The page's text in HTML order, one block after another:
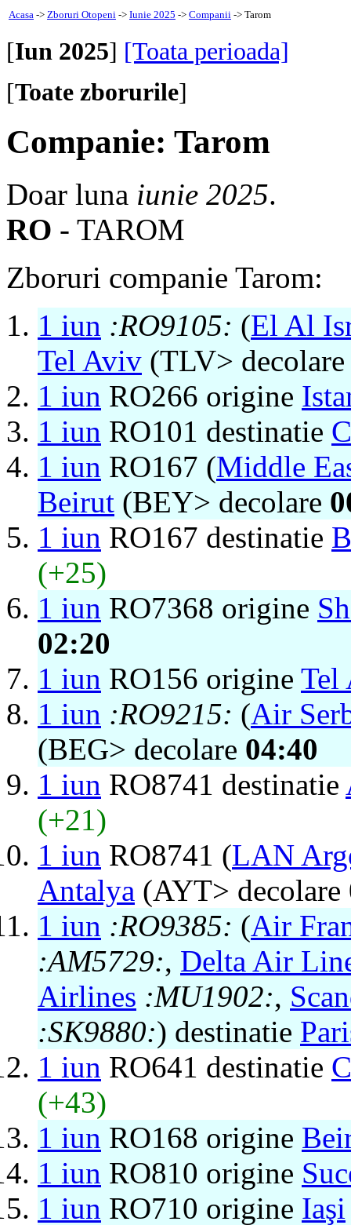
Acasa -> Zboruri Otopeni -> Iunie 2025 -> Companii -> Tarom
[Iun 2025] [Toata perioada]
[Toate zborurile]
Companie: Tarom
Doar luna iunie 2025.
RO - TAROM
Zboruri companie Tarom:
1 iun :RO9105: (El Al
Tel Aviv (TLV>
1 iun RO266 origine
1 iun RO101 destinatie
1 iun RO167 (Middle
Beirut (BEY> decolare
1 iun RO167 destinatie
(+25)
1 iun RO7368 origine
02:20
1 iun RO156 origine Tel
1 iun :RO9215: (Air
(BEG> decolare 04:40
1 iun RO8741 destinatie
(+21)
1 iun RO8741 (LAN
Antalya (AYT> decolare
1 iun :RO9385: (Air
:AM5729:, Delta Air
Airlines :MU1902:,
:SK9880:) destinatie
1 iun RO641 destinatie
(+43)
1 iun RO168 origine
1 iun RO810 origine
1 iun RO710 origine Iaşi